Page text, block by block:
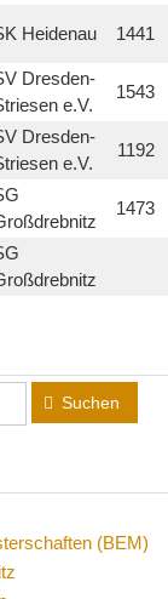
Heidenau 1441
Dresden-
e.V.
1543
Dresden-
e.V.
1192
1473
Suchen
(BEM)